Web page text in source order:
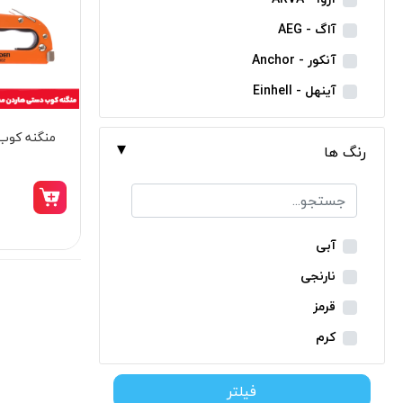
مینی فرز شارژی
بکس شارژی
دریل نمونه برداری
بتن کن شارژی
جارو شارژی
میخکوب شارژی
فرز شارژی
کاپشن شارژی
آاگ - AEG
آنکور - Anchor
آینهل - Einhell
ان ای سی - NEC
ایران ترانس - Iran Trans
بوش - Bosch
توسن - Tosan
جنیوس - Genius
دیوالت - Dewalt
رونیکس - Ronix
ماکیتا - Makita
متابو - Metabo
رنگ ها
آبی
نارنجی
قرمز
کرم
سبز
فیلتر
منگنه